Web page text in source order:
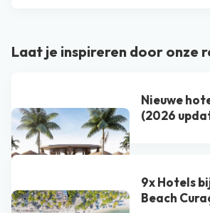
Laat je inspireren door onze
Nieuwe
(2026
9x Hotels
Beach